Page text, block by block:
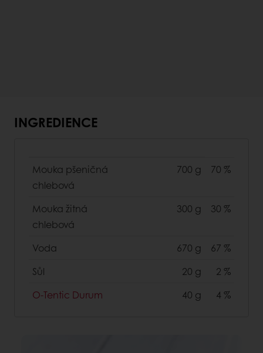
INGREDIENCE
Mouka pšeničná
chlebová
700 g 70 %
Mouka žitná
chlebová
300 g 30 %
Voda 670 g
67 %
Sůl
20 g
2 %
O-Tentic Durum
40 g 4 %